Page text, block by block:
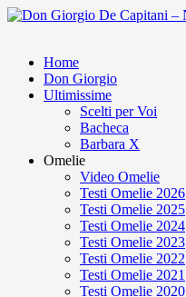
Home
Don Giorgio
Ultimissime
Scelti per Voi
Bacheca
Barbara X
Omelie
Video Omelie
Testi Omelie 2026
Testi Omelie 2025
Testi Omelie 2024
Testi Omelie 2023
Testi Omelie 2022
Testi Omelie 2021
Testi Omelie 2020